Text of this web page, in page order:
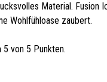
Material. Fusion
Wohlfühloase zaubert.
5 von 5 Punkten.